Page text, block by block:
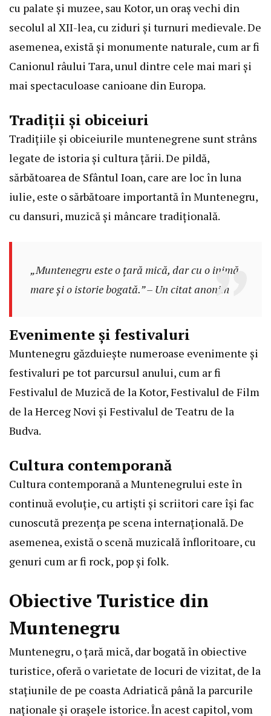
cu palate și muzee, sau Kotor, un oraș vechi din
secolul al XII-lea, cu ziduri și turnuri medievale. De
asemenea, există și monumente naturale, cum ar fi
Canionul râului Tara, unul dintre cele mai mari și
mai spectaculoase canioane din Europa.
Tradiții și obiceiuri
Tradițiile și obiceiurile muntenegrene sunt strâns
legate de istoria și cultura țării. De pildă,
sărbătoarea de Sfântul Ioan, care are loc în luna
iulie, este o sărbătoare importantă în Muntenegru,
cu dansuri, muzică și mâncare tradițională.
„Muntenegru este o țară mică, dar cu o inimă
mare și o istorie bogată.” – Un citat anonim
Evenimente și festivaluri
Muntenegru găzduiește numeroase evenimente și
festivaluri pe tot parcursul anului, cum ar fi
Festivalul de Muzică de la Kotor, Festivalul de Film
de la Herceg Novi și Festivalul de Teatru de la
Budva.
Cultura contemporană
Cultura contemporană a Muntenegrului este în
continuă evoluție, cu artiști și scriitori care își fac
cunoscută prezența pe scena internațională. De
asemenea, există o scenă muzicală înfloritoare, cu
genuri cum ar fi rock, pop și folk.
Obiective Turistice din
Muntenegru
Muntenegru, o țară mică, dar bogată în obiective
turistice, oferă o varietate de locuri de vizitat, de la
stațiunile de pe coasta Adriatică până la parcurile
naționale și orașele istorice. În acest capitol, vom